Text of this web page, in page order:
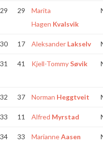
29 29
Marita
Hagen Kvalsvik
30 17 Aleksander Lakselv
31 41 Kjell-TommySøvik
32 37 Norman Heggtveit
33 11 Alfred Myrstad
34 33 MarianneAasen